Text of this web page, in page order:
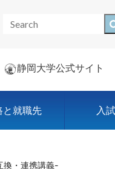
静岡大学公式サイト
と就職先 入
換・連携講義-